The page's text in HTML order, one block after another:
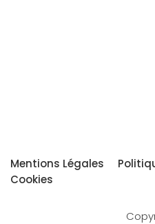
Mentions Légales
Cookies